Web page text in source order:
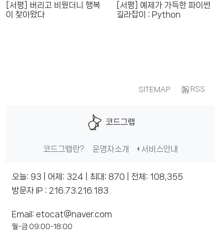
[서평] 버리고 비웠더니 행복
이 찾아왔다
[서평] 예제가 가득한 파이썬
길라잡이 : Python
SITEMAP RSS
코드그랩
코드그랩란? 운영자소개 서비스안내
오늘: 93 | 어제: 324 | 최대: 870 | 전체: 108,355
방문자 IP : 216.73.216.183
Email: etocat@naver.com
월-금 09:00-18:00